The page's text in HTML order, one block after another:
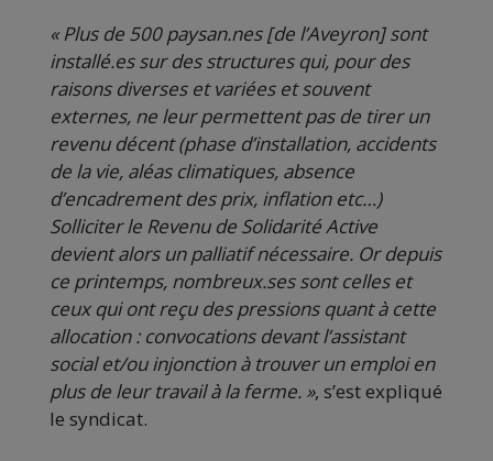
« Plus de 500 paysan.nes [de l’Aveyron] sont
installé.es sur des structures qui, pour des
raisons diverses et variées et souvent
externes, ne leur permettent pas de tirer un
revenu décent (phase d’installation, accidents
de la vie, aléas climatiques, absence
d’encadrement des prix, inflation etc…)
Solliciter le Revenu de Solidarité Active
devient alors un palliatif nécessaire. Or depuis
ce printemps, nombreux.ses sont celles et
ceux qui ont reçu des pressions quant à cette
allocation : convocations devant l’assistant
social et/ou injonction à trouver un emploi en
plus de leur travail à la ferme. », s’est expliqué
le syndicat.